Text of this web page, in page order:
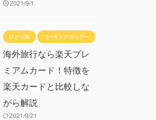
2021/9/1
ひとり旅 ワーキングホリデー
海外旅行なら楽天プレ
ミアムカード！特徴を
楽天カードと比較しな
がら解説
2021/9/21